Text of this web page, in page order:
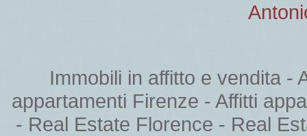
Immobili in affitto e vendita -
appartamenti Firenze - Affitti
- Real Estate Florence - Real